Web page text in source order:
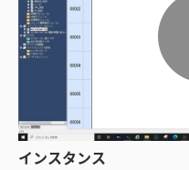
インスタンス